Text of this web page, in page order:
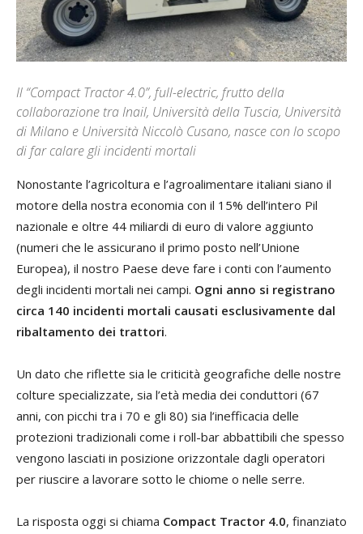
Il “Compact Tractor 4.0”, full-electric, frutto della
collaborazione tra Inail, Università della Tuscia, Università
di Milano e Università Niccolò Cusano, nasce con lo scopo
di far calare gli incidenti mortali
Nonostante l’agricoltura e l’agroalimentare italiani siano il
motore della nostra economia con il 15% dell’intero Pil
nazionale e oltre 44 miliardi di euro di valore aggiunto
(numeri che le assicurano il primo posto nell’Unione
Europea), il nostro Paese deve fare i conti con l’aumento
degli incidenti mortali nei campi. Ogni anno si registrano
circa 140 incidenti mortali causati esclusivamente dal
ribaltamento dei trattori.
Un dato che riflette sia le criticità geografiche delle nostre
colture specializzate, sia l’età media dei conduttori (67
anni, con picchi tra i 70 e gli 80) sia l’inefficacia delle
protezioni tradizionali come i roll-bar abbattibili che spesso
vengono lasciati in posizione orizzontale dagli operatori
per riuscire a lavorare sotto le chiome o nelle serre.
La risposta oggi si chiama Compact Tractor 4.0, finanziato